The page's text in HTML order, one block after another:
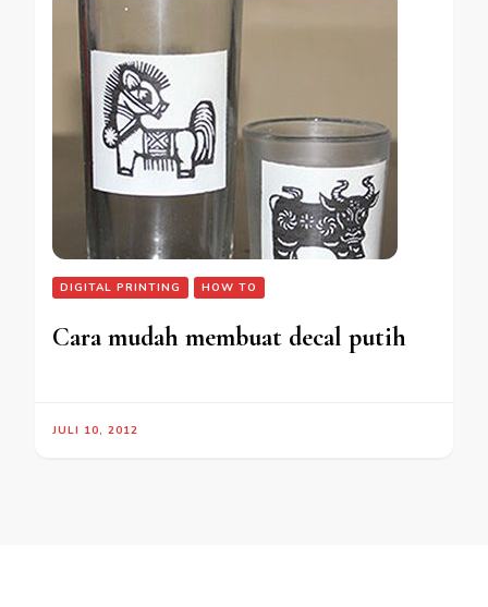
DIGITAL PRINTING HOW TO
Cara mudah membuat decal putih
JULI 10, 2012